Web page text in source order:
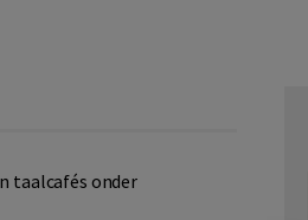
taalcafés onder